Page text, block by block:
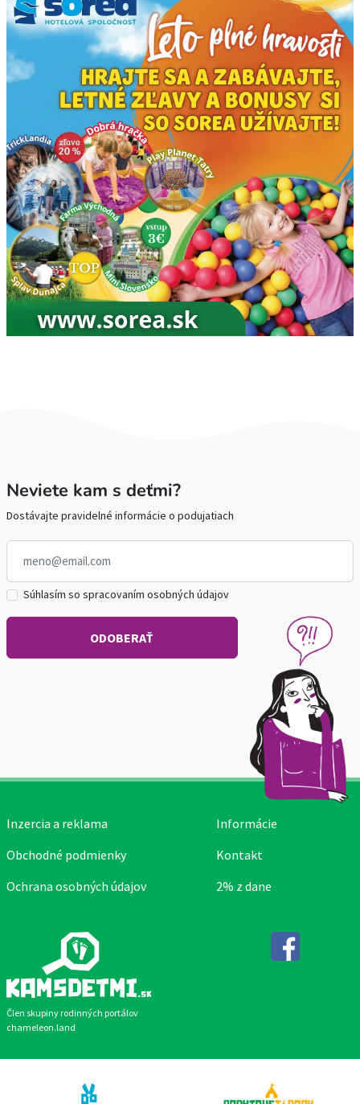
Neviete kam s deťmi?
Dostávajte pravidelné informácie o podujatiach
Súhlasím so spracovaním osobných údajov
Člen skupiny rodinných portálov
chameleon.land
Inzercia a reklama
Obchodné podmienky
Ochrana osobných údajov
Informácie
Kontakt
2% z dane